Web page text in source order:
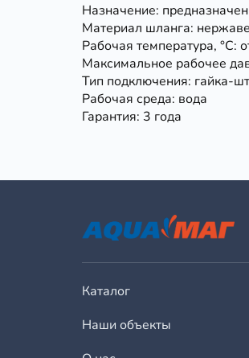
Назначение:
Материал шланга:
Рабочая температура, °С:
Максимальное рабочее
Тип подключения: гайка-
Рабочая среда: вода
Гарантия: 3 года
Каталог
Наши объекты